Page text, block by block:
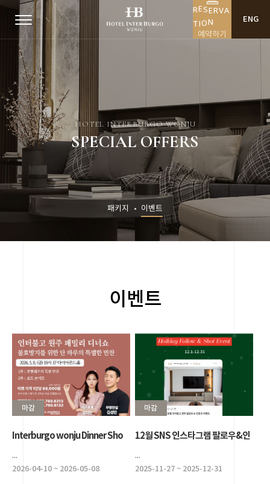
RESERVA
TION
예약하기
ENG
HOTEL INTERBURGO WONJU
SPECIAL OFFERS
패키지 이벤트
이벤트
마감
Interburgo wonju Dinner Sho
...
2026-04-10 ~ 2026-05-08
마감
12월 SNS 인스타그램 팔로우&인
...
2025-11-27 ~ 2025-12-31